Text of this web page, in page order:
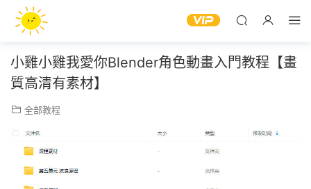
小雞小雞我愛你Blender角色動畫入門教程【畫
質高清有素材】
全部教程